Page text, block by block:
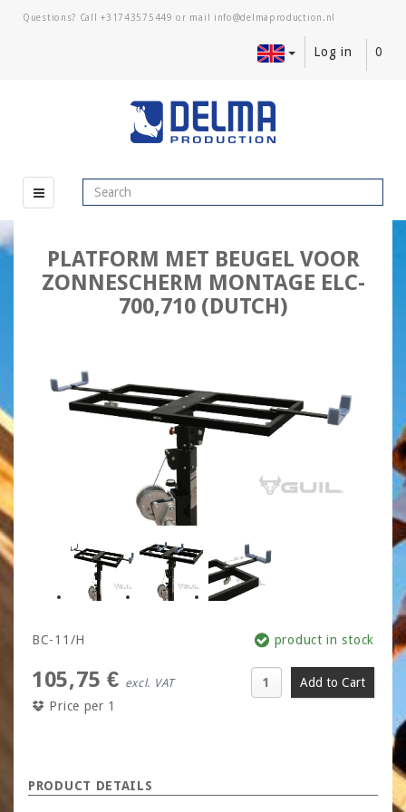
Questions? Call+31743575449 or mail
Log in 0
PLATFORM MET BEUGEL VOOR
ZONNESCHERM MONTAGE ELC-
700,710 (DUTCH)
BC-11/H product in stock
105,75 € excl. VAT
Price per 1
PRODUCT DETAILS